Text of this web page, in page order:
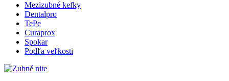
Mezizubné kefky
Dentalpro
TePe
Curaprox
Spokar
Podľa veľkosti